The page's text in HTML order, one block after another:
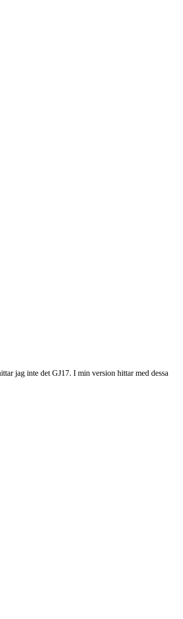
jag inte det GJ17. I min version hittar med dessa